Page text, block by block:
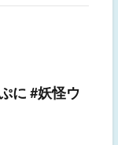
に #妖怪ウ